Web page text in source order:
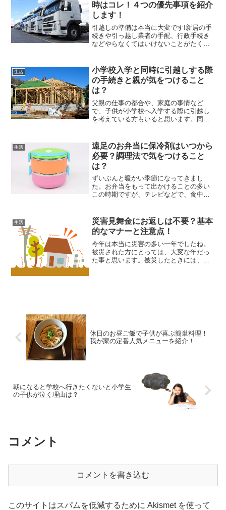
時はコレ！４つの優先事項を紹介
します！
引越しの準備は本当に大変です!新居の手
続きや引っ越し業者の手配、行政手続き
などやらなくてはいけないことがたくさ
せん。転勤族などは１か月以内に引越し
をしなければならないと...
生活
小学校入学と同時に引越しする際
の手続きと親が気をつけること
は？
父親の仕事の都合や、家庭の事情など
で、子供が小学校へ入学する際に引越し
を考えている方もいると思います。同じ
り合いのいない所に引っ越すとなると大
人でも不安になるでしょう。...
生活
遠足のお弁当に保冷剤はいつから
必要？調理法で気をつけること
は？
ずいぶんと暖かい季節になってきまし
た。お弁当をもって出かけることの多い
この時期ですが、テレビなどで、食中毒
ますね。そこで気になるのが、お弁当の
保冷剤はいつから使用すれば...
生活
災害見舞金にお返しは不要？基本
的なマナーと注意点！
今年は本当に災害の多い一年でしたね。
被災された方にとっては、大変な年だっ
た事と思います。被災したときには、お
休日のお昼ご飯で子供が喜ぶ簡単料理！
我が家の定番人気メニューを紹介！
朝になると学校へ行きたくないと小学生
の子供が泣く理由は？
コメント
コメントを書き込む
このサイトはスパムを低減するために Akismet を使って